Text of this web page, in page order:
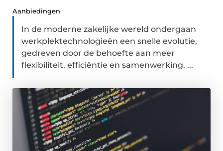
Aanbiedingen
In de moderne zakelijke wereld ondergaan
werkplektechnologieën een snelle evolutie,
gedreven door de behoefte aan meer
flexibiliteit, efficiëntie en samenwerking. ...